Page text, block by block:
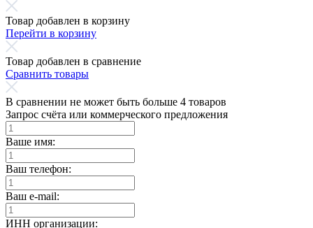
Товар добавлен в корзину
Перейти в корзину
Товар добавлен в сравнение
Сравнить товары
В сравнении не может быть больше 4 товаров
Запрос счёта или коммерческого предложения
Ваше имя:
Ваш телефон:
Ваш e-mail:
ИНН организации: